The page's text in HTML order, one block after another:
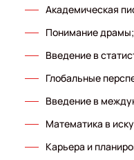
Академическая
Понимание драмы;
Введение в
Глобальные
Введение в
Математика в
Карьера и